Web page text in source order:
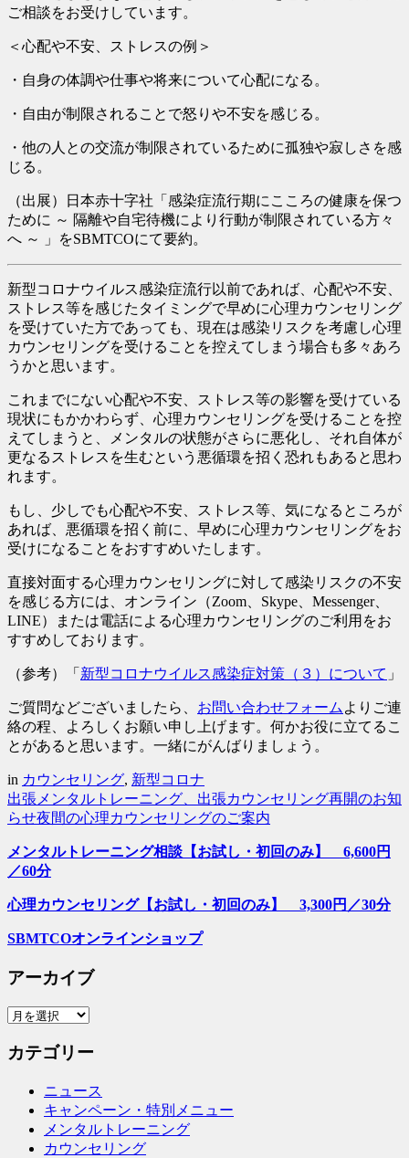
ご相談をお受けしています。
＜心配や不安、ストレスの例＞
・自身の体調や仕事や将来について心配になる。
・自由が制限されることで怒りや不安を感じる。
・他の人との交流が制限されているために孤独や寂しさを感
じる。
（出展）日本赤十字社「感染症流行期にこころの健康を保つ
ために ～ 隔離や自宅待機により行動が制限されている方々
へ ～ 」をSBMTCOにて要約。
新型コロナウイルス感染症流行以前であれば、心配や不安、
ストレス等を感じたタイミングで早めに心理カウンセリング
を受けていた方であっても、現在は感染リスクを考慮し心理
カウンセリングを受けることを控えてしまう場合も多々あろ
うかと思います。
これまでにない心配や不安、ストレス等の影響を受けている
現状にもかかわらず、心理カウンセリングを受けることを控
えてしまうと、メンタルの状態がさらに悪化し、それ自体が
更なるストレスを生むという悪循環を招く恐れもあると思わ
れます。
もし、少しでも心配や不安、ストレス等、気になるところが
あれば、悪循環を招く前に、早めに心理カウンセリングをお
受けになることをおすすめいたします。
直接対面する心理カウンセリングに対して感染リスクの不安
を感じる方には、オンライン（Zoom、Skype、Messenger、
LINE）または電話による心理カウンセリングのご利用をお
すすめしております。
（参考）「 新型コロナウイルス感染症対策（３）について 」
ご質問などございましたら、 お問い合わせフォーム よりご連
絡の程、よろしくお願い申し上げます。何かお役に立てるこ
とがあると思います。一緒にがんばりましょう。
in カウンセリング, 新型コロナ
出張メンタルトレーニング、出張カウンセリング再開のお知
らせ夜間の心理カウンセリングのご案内
メンタルトレーニング相談【お試し・初回のみ】 6,600円
／60分
心理カウンセリング【お試し・初回のみ】 3,300円／30分
SBMTCOオンラインショップ
アーカイブ
ア
カ
カテゴリー
ニュース
キャンペーン・特別メニュー
メンタルトレーニング
カウンセリング